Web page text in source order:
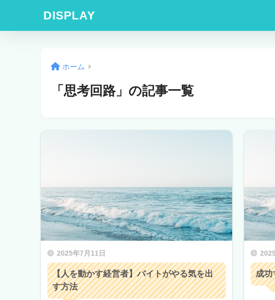
DISPLAY
ホーム
「思考回路」の記事一覧
2025年7月11日
【人を動かす経営者】バイトがやる気を出
す方法
成功